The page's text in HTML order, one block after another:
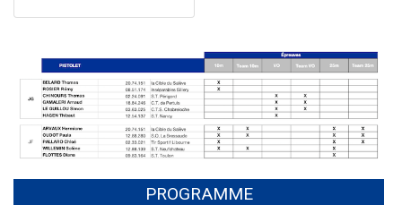
PROGRAMME